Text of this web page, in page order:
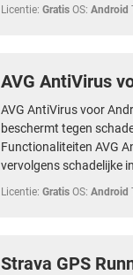
Licentie: Gratis OS: Android
AVG AntiVirus
AVG AntiVirus voor
beschermt tegen
Functionaliteiten AVG
vervolgens schadelijke
Licentie: Gratis OS: Android
Strava GPS